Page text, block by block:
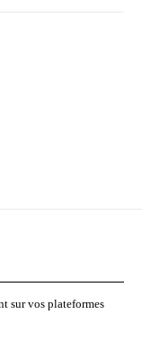
sur vos plateformes